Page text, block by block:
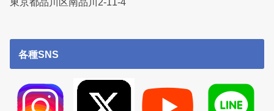
各種SNS